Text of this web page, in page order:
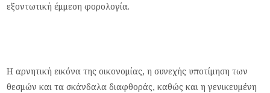
εξοντωτική έμμεση φορολογία.
Η αρνητική εικόνα της οικονομίας, η συνεχής υποτίμηση των
θεσμών και τα σκάνδαλα διαφθοράς, καθώς και η γενικευμένη